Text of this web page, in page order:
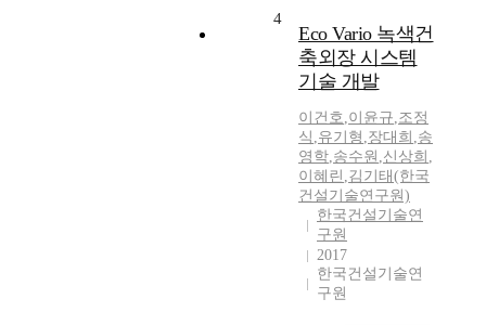
4
Eco Vario 녹색건
축외장 시스템
기술 개발
이건호,이윤규,조정
식 ,유기형 ,장대희 ,송
영학,송수원 ,신상희 ,
이혜린 ,김기태(한국
건설기술연구원)
한국건설기술연
구원
2017
한국건설기술연
구원